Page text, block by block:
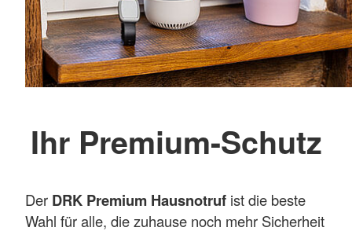
Ihr Premium-Schutz
Der DRK Premium Hausnotruf ist die beste
Wahl für alle, die zuhause noch mehr Sicherheit